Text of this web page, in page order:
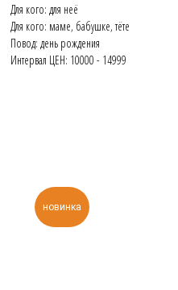
Для кого: для неё
Для кого: маме, бабушке, тёте
Повод: день рождения
Интервал ЦЕН: 10000 - 14999
новинка